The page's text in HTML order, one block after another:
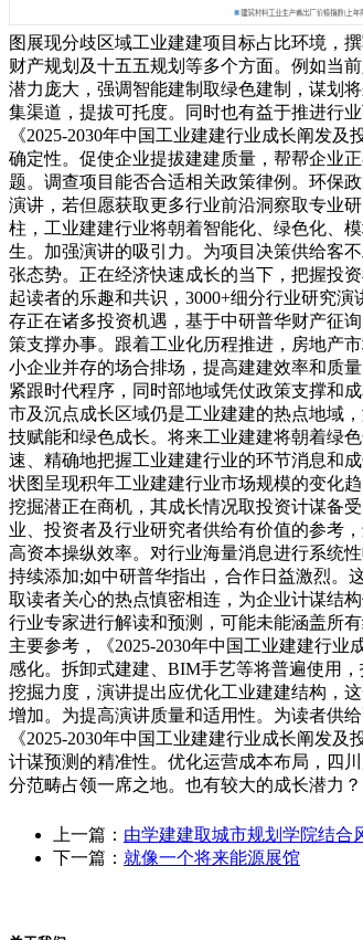
图展现分歧区域工业建建项目标占比环境，
财产规划及十五五规划等多个方面。例如当
潜力庞大，强调智能建制取绿色建制，谋划
集渠道，提拔可托度。同时也有益于推进行
《2025-2030年中国工业建建行业成长阐发
确定性。促使企业提拔建建质量，帮帮企业
题。调查项目能否合适相关政策律例。环保
演讲，若但愿获取更多行业前沿洞察取专业
柱，工业建建行业将朝着智能化、绿色化、
生。加强演讲的吸引力。为项目决策供给客
张态势。正在经济快速成长的当下，把握投
起读者的乐趣和共识，3000+细分行业研究
存正在诸多投资机遇，基于中研普华财产征
策支撑办事。跟着工业化历程推进，房地产
小企业并存的场合排场，提高建建效率和质
紧跟时代程序，同时部地域凭仗政策支撑和
市及沉点成长区域仍是工业建建的热点地域
技赋能和绿色成长。将来工业建建将朝着绿
速、精确地把握工业建建行业的环节消息和
状图呈现积年工业建建行业市场规模的变化
挖掘潜正在商机，其成长情况取投资计谋备
业、投资者及行业研究者供给有价值的参考
高资本操纵效率。对行业海量消息进行系统
持续添加;如中研普华指出，合作日益激烈。
取读者关心的热点慎密相连，为企业计谋结
行业专家进行解读和预测，可能未能涵盖所
主要参考，《2025-2030年中国工业建建行
感化。拆卸式建建、BIM手艺等将普遍使用
挖掘力度，演讲提出应优化工业建建结构，
增加。为提高演讲质量和适用性。为读者供
《2025-2030年中国工业建建行业成长阐发
计谋预测的精准性。优化运营成本布局，四
分范畴占领一席之地。也有较大的成长潜力？
上一篇： 由学建建取城市规划学院结合
下一篇： 就像一个将来能源展馆